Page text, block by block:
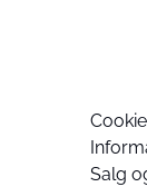
Salg